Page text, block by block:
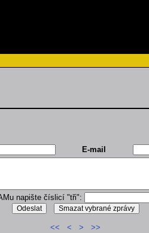
E-mail
napište číslicí "tři":
<< < > >>